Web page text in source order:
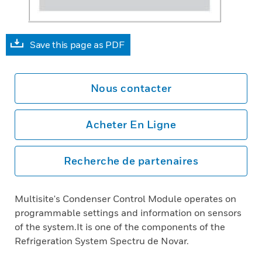
Save this page as PDF
Nous contacter
Acheter En Ligne
Recherche de partenaires
Multisite's Condenser Control Module operates on
programmable settings and information on sensors
of the system.It is one of the components of the
Refrigeration System Spectru de Novar.